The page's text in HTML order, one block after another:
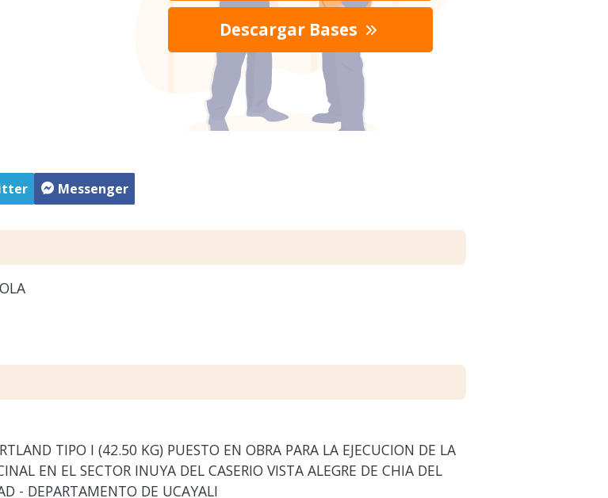
Messenger
Descargar Bases
TIPO I (42.50 KG) PUESTO EN OBRA PARA LA EJECUCION DE LA
EN EL SECTOR INUYA DEL CASERIO VISTA ALEGRE DE CHIA DEL
- DEPARTAMENTO DE UCAYALI